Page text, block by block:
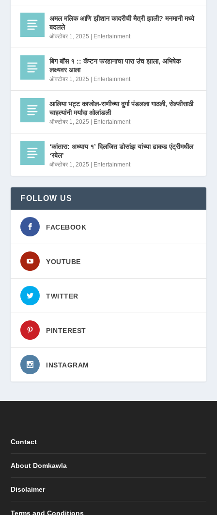
अमल मलिक आणि झीशान कादरीची मैत्री झाली? मनमानी मध्ये
बदलले
ऑक्टोबर 1, 2025 | Entertainment
बिग बॉस १ :: कॅप्टन फरहानाचा पारा उंच झाला, अभिषेक
लक्ष्यवर आला
ऑक्टोबर 1, 2025 | Entertainment
आलिया भट्ट काजोल-राणीच्या दुर्गा पंडलला गाठली, सेल्फीसाठी
चाहत्यांनी मर्यादा ओलांडली
ऑक्टोबर 1, 2025 | Entertainment
‘कांतारा: अध्याय १’ दिलजित डोसांझ यांच्या ढाकड एंट्रीमधील
‘रबेल’
ऑक्टोबर 1, 2025 | Entertainment
FOLLOW US
FACEBOOK
YOUTUBE
TWITTER
PINTEREST
INSTAGRAM
Contact
About Domkawla
Disclaimer
Terms and Conditions